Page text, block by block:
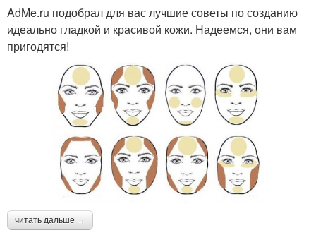
AdMe.ru подобрал для вас лучшие советы по созданию
идеально гладкой и красивой кожи. Надеемся, они вам
пригодятся!
читать дальше →